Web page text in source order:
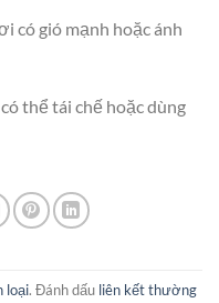
có gió mạnh hoặc ánh
thể tái chế hoặc dùng
loại. Đánh dấu liên kết thường